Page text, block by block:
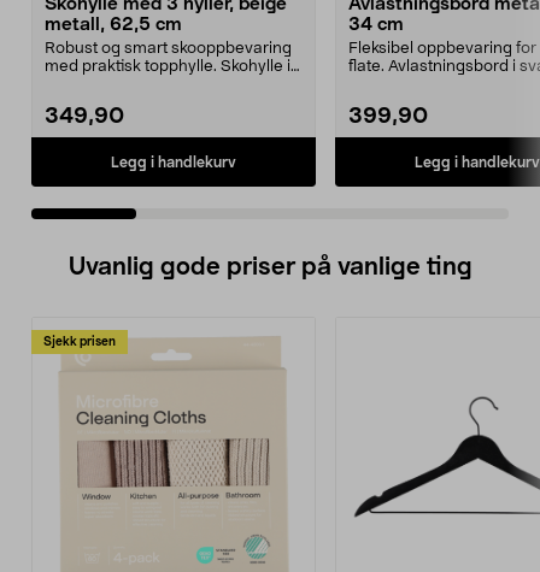
Skohylle med 3 hyller, beige
metall, 62,5 cm
Robust og smart skooppbevaring
med praktisk topphylle. Skohylle i
349,90
Legg i handlekurv
Avlastningsbord
34 cm
Fleksibel oppbevaring for
flate. Avlastningsbord i
399,90
Legg i handlekurv
Uvanlig gode priser på vanlige ting
Sjekk prisen